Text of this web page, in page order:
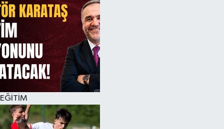
EĞİTİM
SİYASET
SPOR
TEKNOLOJİ
VİZYONDAKİLER
YAŞAM